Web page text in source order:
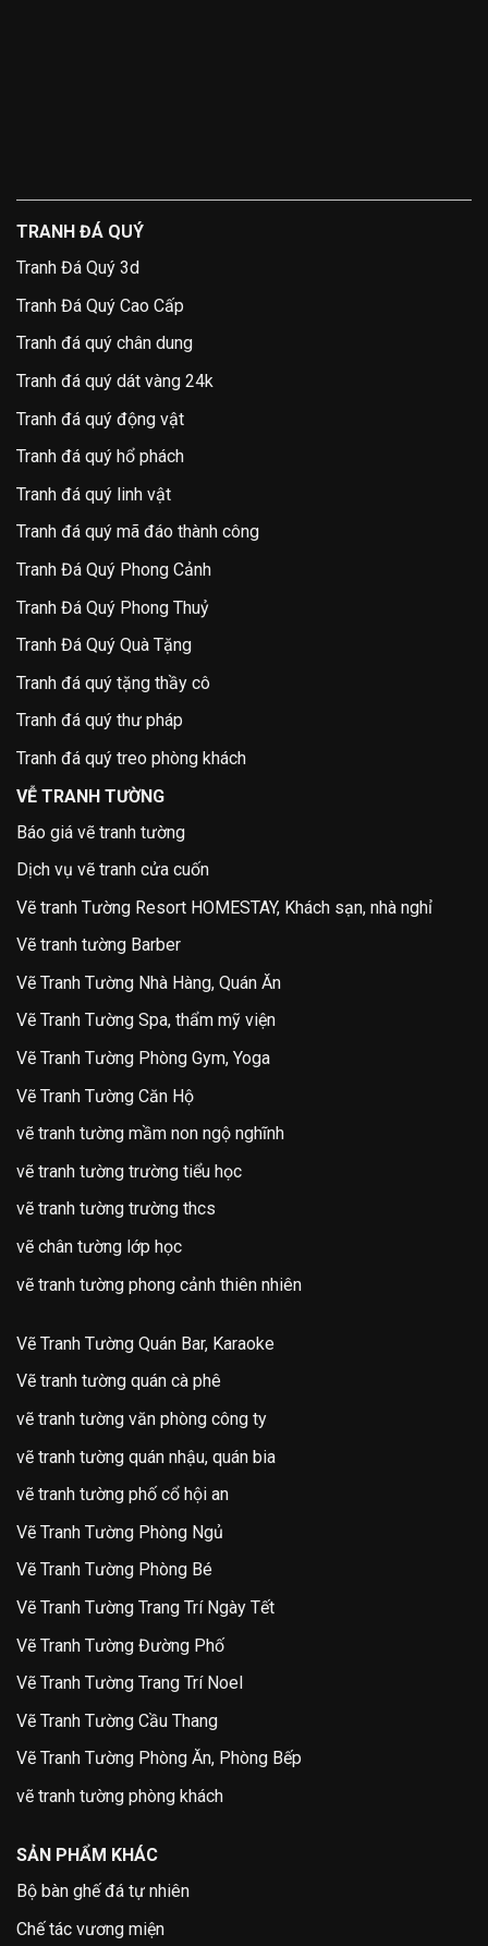
TRANH ĐÁ QUÝ
Tranh Đá Quý 3d
Tranh Đá Quý Cao Cấp
Tranh đá quý chân dung
Tranh đá quý dát vàng 24k
Tranh đá quý động vật
Tranh đá quý hổ phách
Tranh đá quý linh vật
Tranh đá quý mã đáo thành công
Tranh Đá Quý Phong Cảnh
Tranh Đá Quý Phong Thuỷ
Tranh Đá Quý Quà Tặng
Tranh đá quý tặng thầy cô
Tranh đá quý thư pháp
Tranh đá quý treo phòng khách
VỄ TRANH TƯỜNG
Báo giá vẽ tranh tường
Dịch vụ vẽ tranh cửa cuốn
Vẽ tranh Tường Resort HOMESTAY, Khách sạn, nhà nghỉ
Vẽ tranh tường Barber
Vẽ Tranh Tường Nhà Hàng, Quán Ăn
Vẽ Tranh Tường Spa, thẩm mỹ viện
Vẽ Tranh Tường Phòng Gym, Yoga
Vẽ Tranh Tường Căn Hộ
vẽ tranh tường mầm non ngộ nghĩnh
vẽ tranh tường trường tiểu học
vẽ tranh tường trường thcs
vẽ chân tường lớp học
vẽ tranh tường phong cảnh thiên nhiên
Vẽ Tranh Tường Quán Bar, Karaoke
Vẽ tranh tường quán cà phê
vẽ tranh tường văn phòng công ty
vẽ tranh tường quán nhậu, quán bia
vẽ tranh tường phố cổ hội an
Vẽ Tranh Tường Phòng Ngủ
Vẽ Tranh Tường Phòng Bé
Vẽ Tranh Tường Trang Trí Ngày Tết
Vẽ Tranh Tường Đường Phố
Vẽ Tranh Tường Trang Trí Noel
Vẽ Tranh Tường Cầu Thang
Vẽ Tranh Tường Phòng Ăn, Phòng Bếp
vẽ tranh tường phòng khách
SẢN PHẨM KHÁC
Bộ bàn ghế đá tự nhiên
Chế tác vương miện